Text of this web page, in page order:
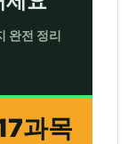
완전 정리
과목